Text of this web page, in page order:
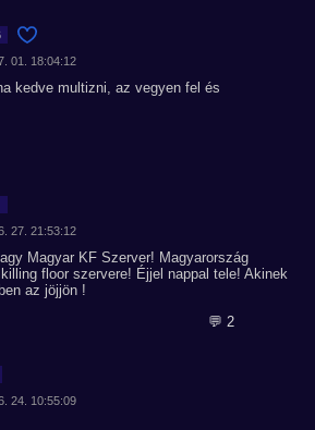
01. 18:04:12
kedve multizni, az vegyen fel és
27. 21:53:12
Magyar KF Szerver! Magyarország
floor szervere! Éjjel nappal tele! Akinek
az jöjjön !
💬 2
24. 10:55:09